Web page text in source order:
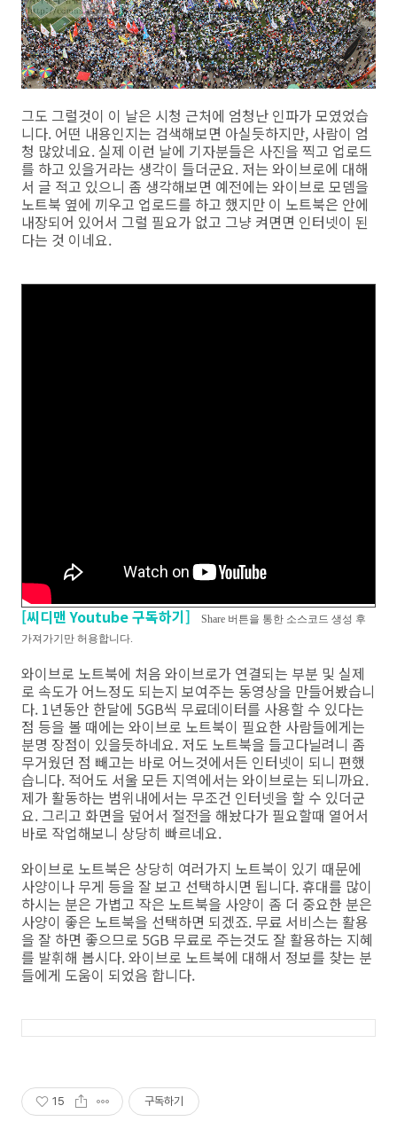
그도 그럴것이 이 날은 시청 근처에 엄청난 인파가 모였었습
니다. 어떤 내용인지는 검색해보면 아실듯하지만, 사람이 엄
청 많았네요. 실제 이런 날에 기자분들은 사진을 찍고 업로드
를 하고 있을거라는 생각이 들더군요. 저는 와이브로에 대해
서 글 적고 있으니 좀 생각해보면 예전에는 와이브로 모뎀을
노트북 옆에 끼우고 업로드를 하고 했지만 이 노트북은 안에
내장되어 있어서 그럴 필요가 없고 그냥 켜면면 인터넷이 된
다는 것 이네요.
[씨디맨 Youtube 구독하기]
Share 버튼을 통한 소스코드 생성 후
가져가기만 허용합니다.
와이브로 노트북에 처음 와이브로가 연결되는 부분 및 실제
로 속도가 어느정도 되는지 보여주는 동영상을 만들어봤습니
다. 1년동안 한달에 5GB씩 무료데이터를 사용할 수 있다는
점 등을 볼 때에는 와이브로 노트북이 필요한 사람들에게는
분명 장점이 있을듯하네요. 저도 노트북을 들고다닐려니 좀
무거웠던 점 빼고는 바로 어느것에서든 인터넷이 되니 편했
습니다. 적어도 서울 모든 지역에서는 와이브로는 되니까요.
제가 활동하는 범위내에서는 무조건 인터넷을 할 수 있더군
요. 그리고 화면을 덮어서 절전을 해놨다가 필요할때 열어서
바로 작업해보니 상당히 빠르네요.
와이브로 노트북은 상당히 여러가지 노트북이 있기 때문에
사양이나 무게 등을 잘 보고 선택하시면 됩니다. 휴대를 많이
하시는 분은 가볍고 작은 노트북을 사양이 좀 더 중요한 분은
사양이 좋은 노트북을 선택하면 되겠죠. 무료 서비스는 활용
을 잘 하면 좋으므로 5GB 무료로 주는것도 잘 활용하는 지혜
를 발휘해 봅시다. 와이브로 노트북에 대해서 정보를 찾는 분
들에게 도움이 되었음 합니다.
15 구독하기